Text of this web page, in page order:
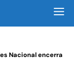
Nacional encerra